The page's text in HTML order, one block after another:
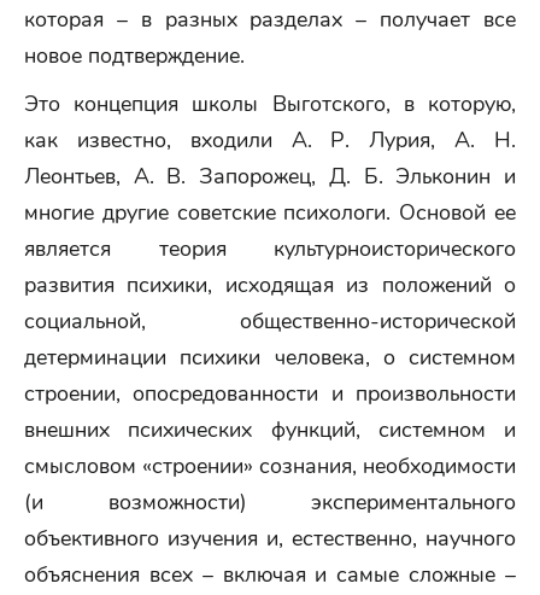
которая – в разных разделах – получает все
новое подтверждение.
Это концепция школы Выготского, в которую,
как известно, входили А. Р. Лурия, А. Н.
Леонтьев, А. В. Запорожец, Д. Б. Эльконин и
многие другие советские психологи. Основой ее
является теория культурноисторического
развития психики, исходящая из положений о
социальной, общественно-исторической
детерминации психики человека, о системном
строении, опосредованности и произвольности
внешних психических функций, системном и
смысловом «строении» сознания, необходимости
(и возможности) экспериментального
объективного изучения и, естественно, научного
объяснения всех – включая и самые сложные –